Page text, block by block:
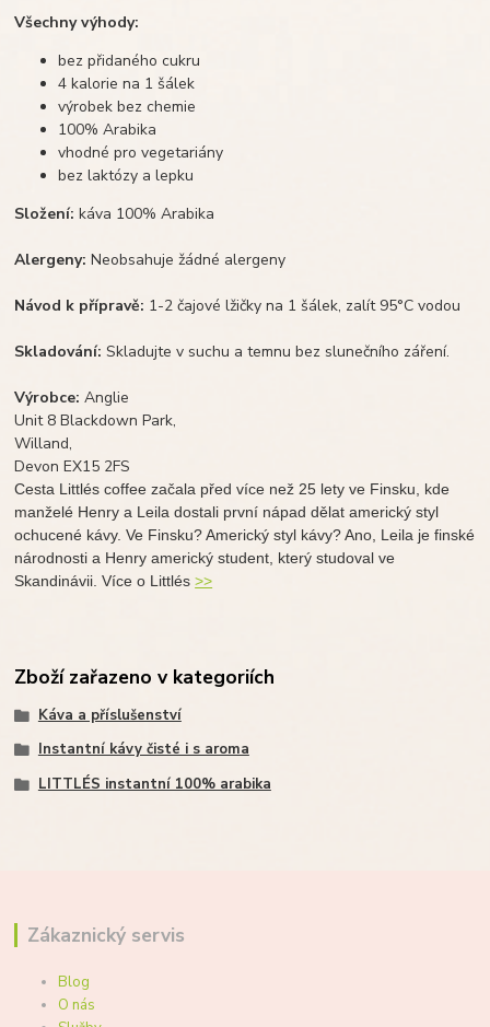
Všechny výhody:
bez přidaného cukru
4 kalorie na 1 šálek
výrobek bez chemie
100% Arabika
vhodné pro vegetariány
bez laktózy a lepku
Složení: káva 100% Arabika
Alergeny: Neobsahuje žádné alergeny
Návod k přípravě: 1-2 čajové lžičky na 1 šálek, zalít 95°C vodou
Skladování:Skladujte v suchu a temnu bez slunečního záření.
Výrobce: Anglie
Unit 8 Blackdown Park,
Willand,
Devon EX15 2FS
Cesta Littlés coffee začala před více než 25 lety ve Finsku, kde
manželé Henry a Leila dostali první nápad dělat americký styl
ochucené kávy. Ve Finsku? Americký styl kávy? Ano, Leila je finské
národnosti a Henry americký student, který studoval ve
Skandinávii. Více o Littlés>>
Zboží zařazeno v kategoriích
Káva a příslušenství
Instantní kávy čisté i s aroma
LITTLÉS instantní 100% arabika
Zákaznický servis
Blog
O nás